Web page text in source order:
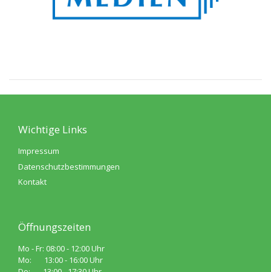
Wichtige Links
Impressum
Datenschutzbestimmungen
Kontakt
Öffnungszeiten
Mo - Fr: 08:00 - 12:00 Uhr
Mo: 13:00 - 16:00 Uhr